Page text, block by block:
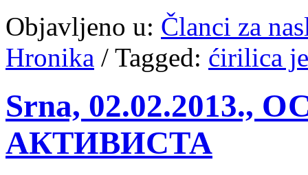
Objavljeno u: Članci za
Hronika / Tagged: ćirilica
Srna,
АКТИВИСТА